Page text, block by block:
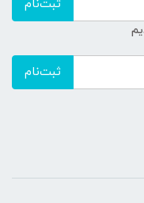
ثبت‌نام
ثبت‌نام